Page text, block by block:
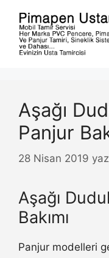
Aşağı
Panjur
28 Nisan 2019
Aşağı
Bakımı
Panjur modelleri